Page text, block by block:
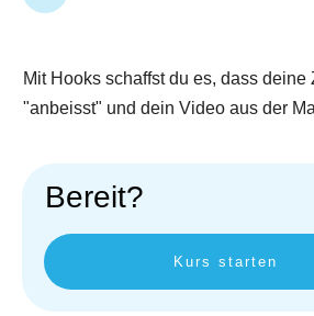
Mit Hooks schaffst du es, dass deine
"anbeisst" und dein Video aus der
Bereit?
Kurs starten